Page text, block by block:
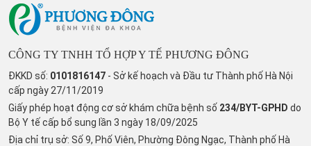
CÔNG TY TNHH TỔ HỢP Y TẾ PHƯƠNG ĐÔNG
ĐKKD số: 0101816147 - Sở kế hoạch và Đầu tư Thành phố Hà Nội
cấp ngày 27/11/2019
Giấy phép hoạt động cơ sở khám chữa bệnh số 234/BYT-GPHD do
Bộ Y tế cấp bổ sung lần 3 ngày 18/09/2025
Địa chỉ trụ sở: Số 9, Phố Viên, Phường Đông Ngạc, Thành phố Hà